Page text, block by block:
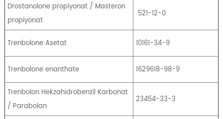
Drostanolone propiyonat / Masteron
propiyonat
521-12-0
Trenbolone Asetat 10161-34-9
Trenbolone enanthate 1629618-98-9
Trenbolon Hekzahidrobenzil Karbonat
/ Parabolan
23454-33-3